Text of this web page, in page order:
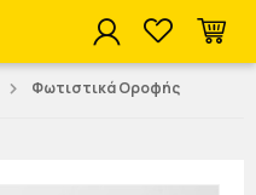
Φωτιστικά Οροφής